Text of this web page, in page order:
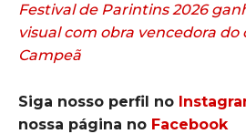
Festival de Parintins 2026
visual com obra vencedora do
Campeã
Siga nosso perfil no
nossa página no Facebook